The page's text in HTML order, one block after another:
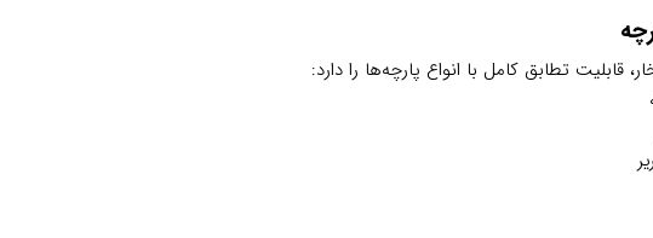
قابلیت تطابق کامل با انواع پارچه‌ها را دارد: